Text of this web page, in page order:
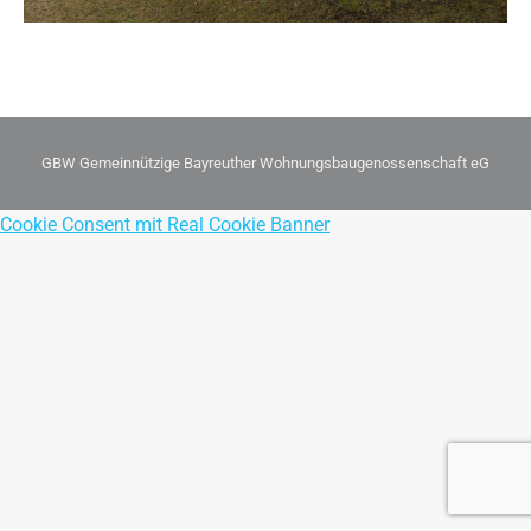
GBW Gemeinnützige Bayreuther Wohnungsbaugenossenschaft eG
Cookie Consent mit Real Cookie Banner